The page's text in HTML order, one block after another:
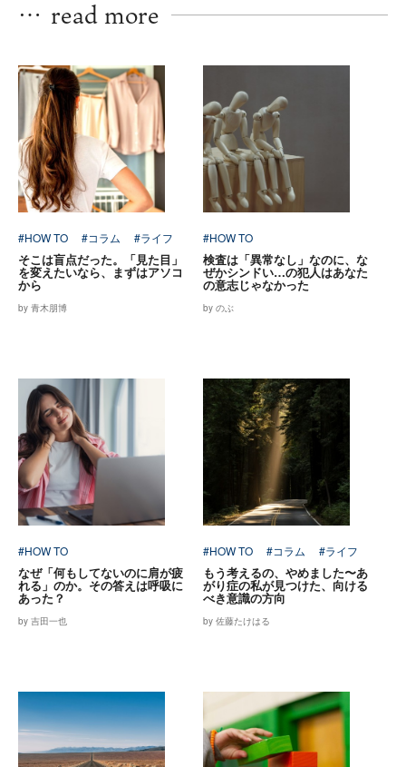
… read more
#HOW TO #コラム #ライフ
そこは盲点だった。「見た目」
を変えたいなら、まずはアソコ
から
by 青木朋博
#HOW TO
検査は「異常なし」なのに、な
ぜかシンドい…の犯人はあなた
の意志じゃなかった
by のぶ
#HOW TO
なぜ「何もしてないのに肩が疲
れる」のか。その答えは呼吸に
あった？
by 吉田一也
#HOW TO #コラム #ライフ
もう考えるの、やめました〜あ
がり症の私が見つけた、向ける
べき意識の方向
by 佐藤たけはる